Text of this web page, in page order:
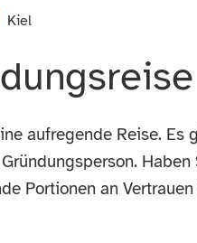
Kiel
aufregende Reise. Es
Haben
Portionen an